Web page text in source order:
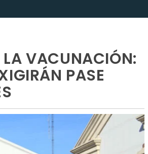
LA VACUNACIÓN:
PASE